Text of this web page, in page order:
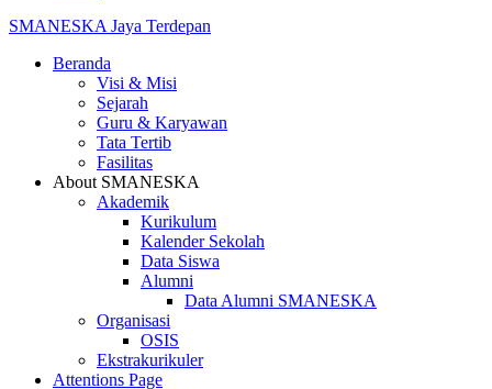
SMANESKA Jaya Terdepan
Beranda
Visi & Misi
Sejarah
Guru & Karyawan
Tata Tertib
Fasilitas
About SMANESKA
Akademik
Kurikulum
Kalender Sekolah
Data Siswa
Alumni
Data Alumni SMANESKA
Organisasi
OSIS
Ekstrakurikuler
Attentions Page